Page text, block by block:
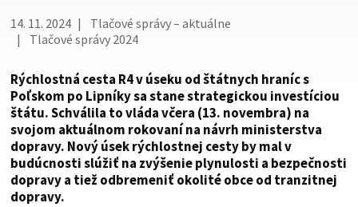
14. 11. 2024
Tlačové správy – aktuálne
Tlačové správy 2024
Rýchlostná cesta R4 v úseku od štátnych hraníc s
Poľskom po Lipníky sa stane strategickou investíciou
štátu. Schválila to vláda včera (13. novembra) na
svojom aktuálnom rokovaní na návrh ministerstva
dopravy. Nový úsek rýchlostnej cesty by mal v
budúcnosti slúžiť na zvýšenie plynulosti a bezpečnosti
dopravy a tiež odbremeniť okolité obce od tranzitnej
dopravy.